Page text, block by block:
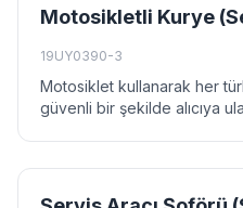
Motosikletli Kurye
19UY0390-3
Motosiklet kullanarak her
güvenli bir şekilde alıcıya